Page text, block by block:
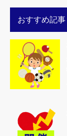
おすすめ記事